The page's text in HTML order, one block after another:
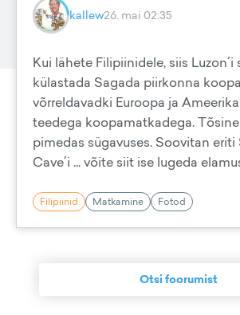
kallew26. mai 02:35
Kui lähete Filipiinidele, siis Luzon´i
külastada Sagada piirkonna
võrreldavadki Euroopa ja
teedega koopamatkadega.
pimedas sügavuses. Soovitan
Cave´i ... võite siit ise lugeda
Filipiinid Matkamine Fotod
Otsi foorumist